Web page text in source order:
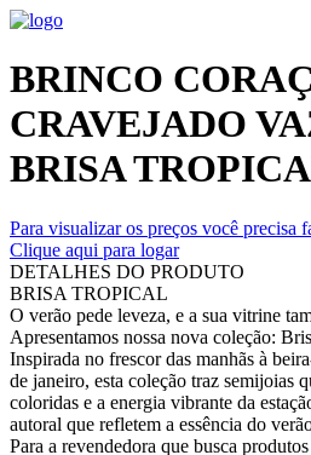
BRINCO
CRAVEJADO
BRISA
Para visualizar os preços você precisa
Clique aqui para logar
DETALHES DO PRODUTO
BRISA TROPICAL
O verão pede leveza, e a sua vitrine
Apresentamos nossa nova coleção:
Inspirada no frescor das manhãs à
de janeiro, esta coleção traz semijoias
coloridas e a energia vibrante da
autoral que refletem a essência do
Para a revendedora que busca